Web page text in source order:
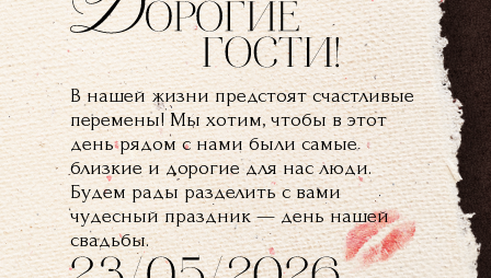
В нашей жизни предстоят счастливые
перемены! Мы хотим, чтобы в этот
день рядом с нами были самые
близкие и дорогие для нас люди.
Будем рады разделить с вами
чудесный праздник — день нашей
свадьбы.